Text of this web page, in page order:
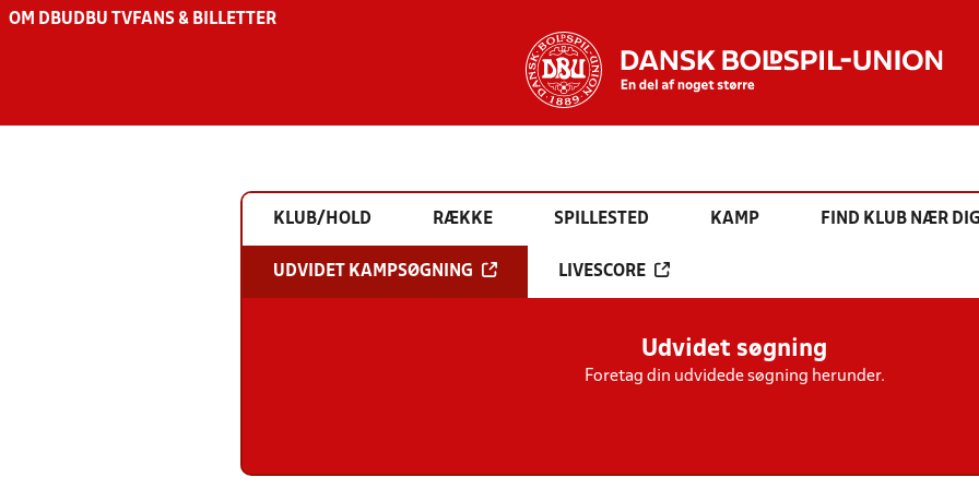
OM DBU DBU TV FANS & BILLETTER
KLUB/HOLD RÆKKE SPILLESTED KAMP FIND KLUB NÆR
UDVIDET KAMPSØGNING LIVESCORE
Udvidet søgning
Foretag din udvidede søgning herunder.